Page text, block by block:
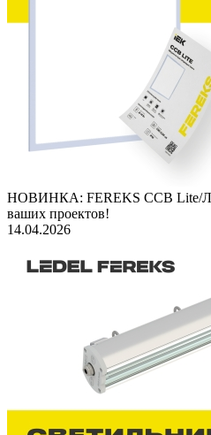
НОВИНКА: FEREKS ССВ Lite/
ваших проектов!
14.04.2026